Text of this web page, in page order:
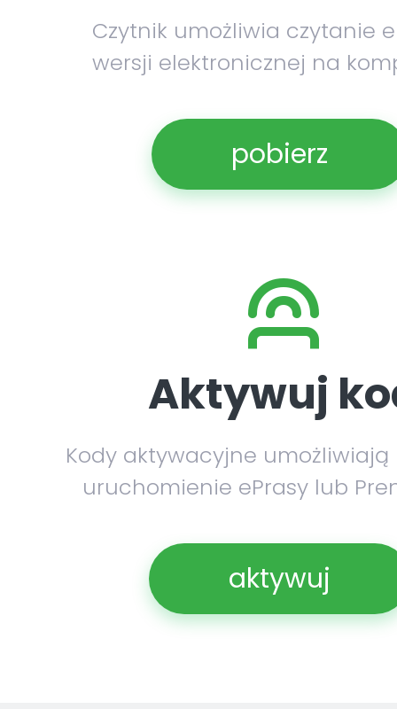
Czytnik umożliwia czytanie
wersji elektronicznej na
pobierz
Aktywuj
Kody aktywacyjne umożliwiają
uruchomienie ePrasy lub
aktywuj